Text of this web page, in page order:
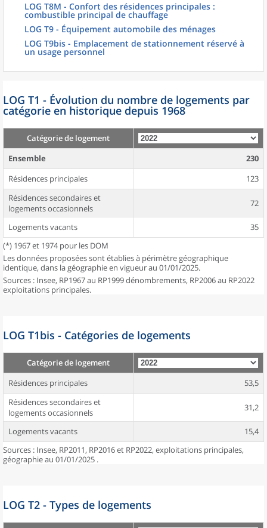
LOG T8M - Confort des résidences principales :
combustible principal de chauffage
LOG T9 - Équipement automobile des ménages
LOG T9bis - Emplacement de stationnement réservé à
un usage personnel
LOG T1 - Évolution du nombre de logements par
catégorie en historique depuis 1968
Catégorie de logement
Ensemble
230
Résidences principales
123
Résidences secondaires et
logements occasionnels
72
Logements vacants
35
(*) 1967 et 1974 pour les DOM
Les données proposées sont établies à périmètre géographique
identique, dans la géographie en vigueur au 01/01/2025.
Sources : Insee, RP1967 au RP1999 dénombrements, RP2006 au RP2022
exploitations principales.
LOG T1bis - Catégories de logements
Catégorie de logement
Résidences principales
53,5
Résidences secondaires et
logements occasionnels
31,2
Logements vacants
15,4
Sources : Insee, RP2011, RP2016 et RP2022, exploitations principales,
géographie au 01/01/2025 .
LOG T2 - Types de logements